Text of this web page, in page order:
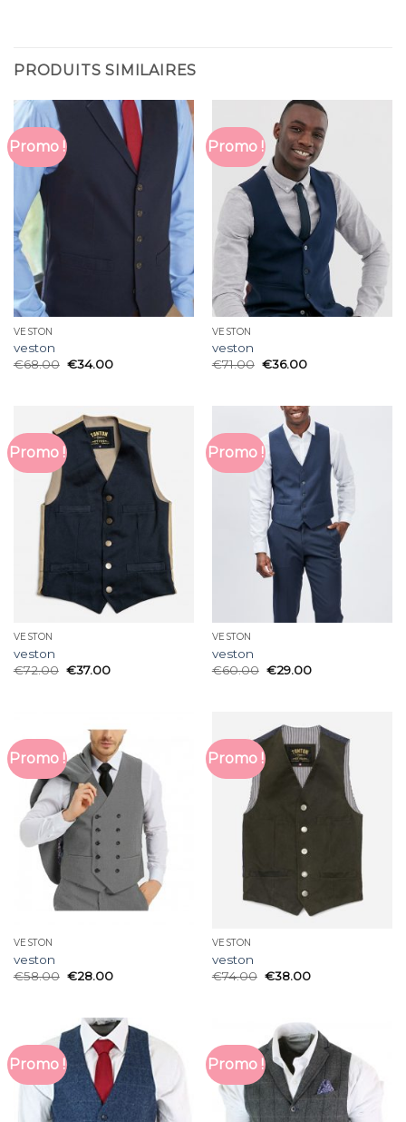
PRODUITS SIMILAIRES
Promo !
VESTON
veston
€68.00 €34.00
Promo !
VESTON
veston
€71.00 €36.00
Promo !
VESTON
veston
€72.00 €37.00
Promo !
VESTON
veston
€60.00 €29.00
Promo !
VESTON
veston
€58.00 €28.00
Promo !
VESTON
veston
€74.00 €38.00
Promo ! Promo !